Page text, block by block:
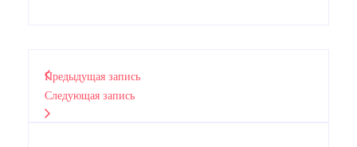
Предыдущая запись
Следующая запись